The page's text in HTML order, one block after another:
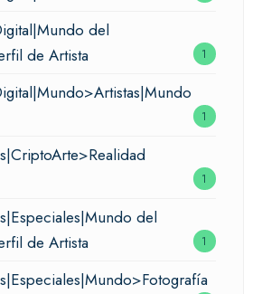
del
de Artista
1
1
1
del
de Artista
1